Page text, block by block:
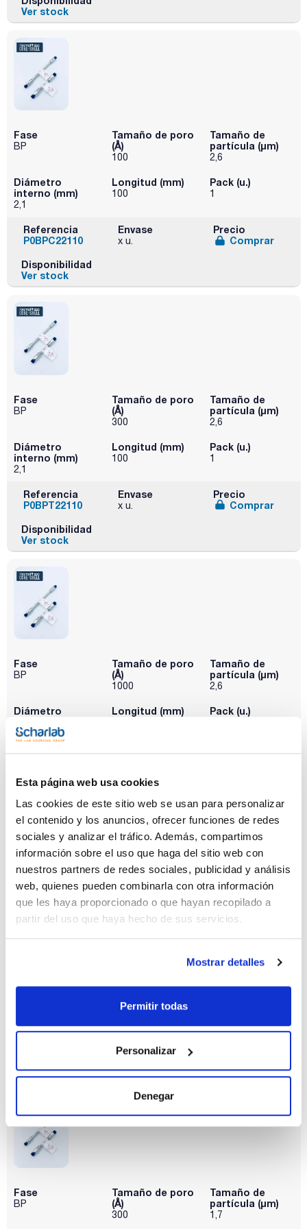
Esta página web usa cookies
Las cookies de este sitio web se usan para personalizar
el contenido y los anuncios, ofrecer funciones de redes
sociales y analizar el tráfico. Además, compartimos
información sobre el uso que haga del sitio web con
nuestros partners de redes sociales, publicidad y análisis
web, quienes pueden combinarla con otra información
que les haya proporcionado o que hayan recopilado a
partir del uso que haya hecho de sus servicios.
Mostrar detalles
Permitir todas
Personalizar
Denegar
Ver stock
Fase
BP
Tamaño de poro
(Å)
100
Tamaño de
partícula (μm)
2,6
Diámetro
interno (mm)
2,1
Longitud (mm)
100
Pack (u.)
1
Referencia
P0BPC22110
Envase
x u.
Precio
Comprar
Disponibilidad
Ver stock
Fase
BP
Tamaño de poro
(Å)
300
Tamaño de
partícula (μm)
2,6
Diámetro
interno (mm)
2,1
Longitud (mm)
100
Pack (u.)
1
Referencia
P0BPT22110
Envase
x u.
Precio
Comprar
Disponibilidad
Ver stock
Fase
BP
Tamaño de poro
(Å)
1000
Tamaño de
partícula (μm)
2,6
Diámetro
2,1
Longitud (mm) Pack (u.)
Ver stock
Fase
BP
Tamaño de poro
(Å)
partícula (μm)
interno (mm)
150 1
P0BPC12115
x u.
Comprar
Ver stock
Fase
BP
Tamaño de poro
(Å)
300
Tamaño de
partícula (μm)
1,7